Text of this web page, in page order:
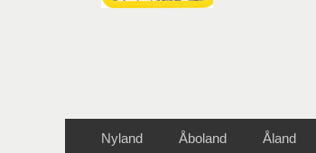
Sekundär meny
Nyland Åboland Åland